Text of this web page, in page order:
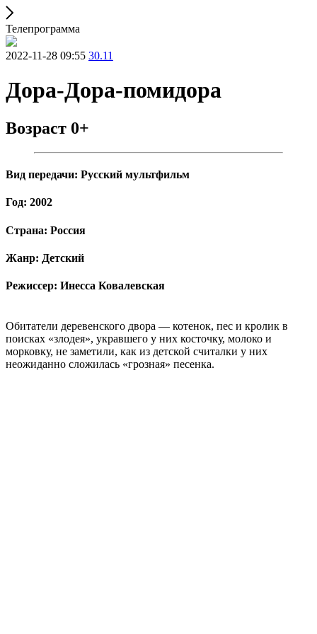
Телепрограмма
2022-11-28 09:55 30.11
Дора-Дора-помидора
Возраст 0+
Вид передачи: Русский мультфильм
Год: 2002
Страна: Россия
Жанр: Детский
Режиссер: Инесса Ковалевская
Обитатели деревенского двора — котенок, пес и кролик в
поисках «злодея», укравшего у них косточку, молоко и
морковку, не заметили, как из детской считалки у них
неожиданно сложилась «грозная» песенка.